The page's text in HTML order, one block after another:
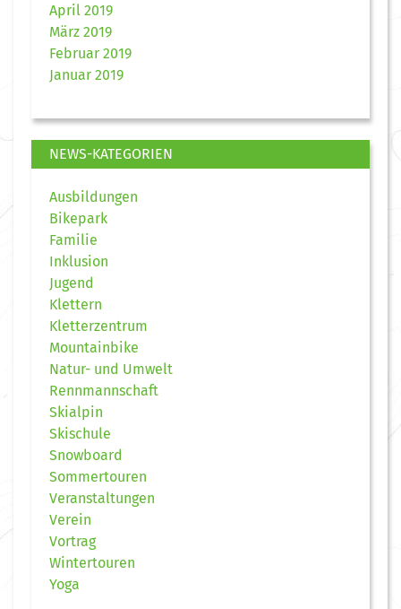
April 2019
März 2019
Februar 2019
Januar 2019
NEWS-KATEGORIEN
Ausbildungen
Bikepark
Familie
Inklusion
Jugend
Klettern
Kletterzentrum
Mountainbike
Natur- und Umwelt
Rennmannschaft
Skialpin
Skischule
Snowboard
Sommertouren
Veranstaltungen
Verein
Vortrag
Wintertouren
Yoga